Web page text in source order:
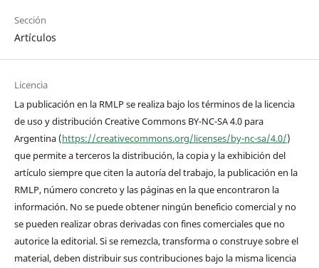
Sección
Artículos
Licencia
La publicación en la RMLP se realiza bajo los términos de la licencia
de uso y distribución Creative Commons BY-NC-SA 4.0 para
Argentina (https://creativecommons.org/licenses/by-nc-sa/4.0/)
que permite a terceros la distribución, la copia y la exhibición del
artículo siempre que citen la autoría del trabajo, la publicación en la
RMLP, número concreto y las páginas en la que encontraron la
información. No se puede obtener ningún beneficio comercial y no
se pueden realizar obras derivadas con fines comerciales que no
autorice la editorial. Si se remezcla, transforma o construye sobre el
material, deben distribuir sus contribuciones bajo la misma licencia